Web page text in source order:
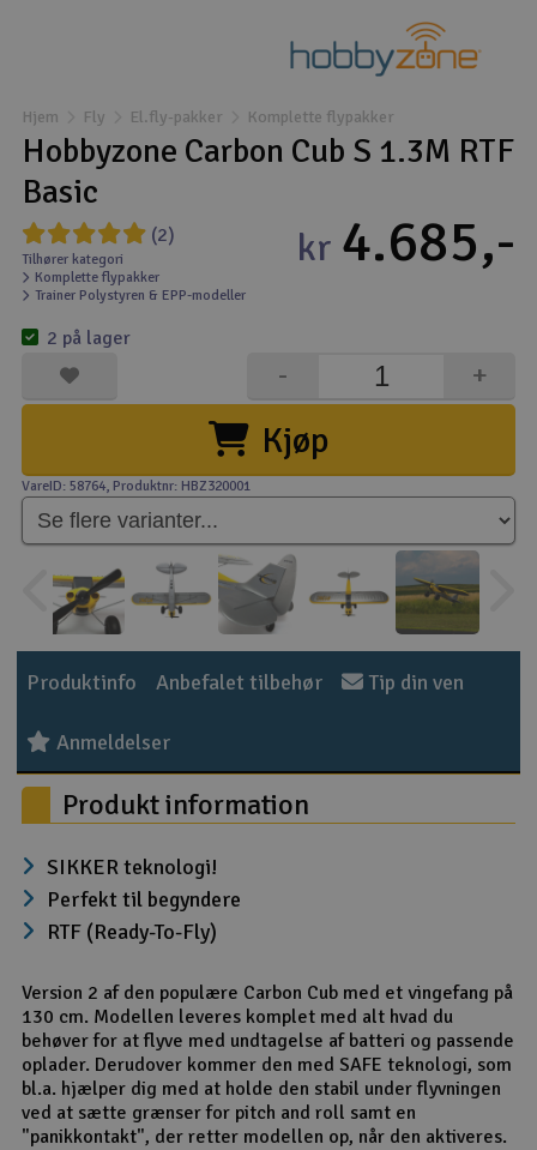
Droner til FPV
Fly
Helikopter
Kameraudstyr
Modelbygg og byggesæt
Modeljernbane
Motor & tilbehør
Outlet
Radio udstyr
Raketter
Slot racing
Smarthjem, leg og hobby
Solenergi
Værktøj, udstyr og tilbehør
Gavekort
Hjem Fly El.fly-pakker Komplette flypakker
Hobbyzone Carbon Cub S 1.3M RTF
Basic
(2)
Tilhører kategori
Komplette flypakker
Trainer Polystyren & EPP-modeller
kr 4.685,-
Kjøp
+
-
2 på lager
VareID: 58764, Produktnr: HBZ320001
Produktinfo Anbefalet tilbehør Tip din ven
Anmeldelser
Produkt information
SIKKER teknologi!
Perfekt til begyndere
RTF (Ready-To-Fly)
Version 2 af den populære Carbon Cub med et vingefang på
130 cm. Modellen leveres komplet med alt hvad du
behøver for at flyve med undtagelse af batteri og passende
oplader. Derudover kommer den med SAFE teknologi, som
bl.a. hjælper dig med at holde den stabil under flyvningen
ved at sætte grænser for pitch and roll samt en
"panikkontakt", der retter modellen op, når den aktiveres.